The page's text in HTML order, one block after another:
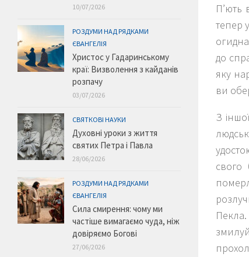
П’ють
тепер
до
яку
ви
З
свого
10/07/2026
РОЗДУМИ НАД РЯДКАМИ
ЄВАНГЕЛІЯ
Христос у Гадаринському
краї: Визволення з кайданів
розпачу
03/07/2026
СВЯТКОВІ НАУКИ
Духовні уроки з життя
святих Петра і Павла
28/06/2026
РОЗДУМИ НАД РЯДКАМИ
ЄВАНГЕЛІЯ
Сила смирення: чому ми
частіше вимагаємо чуда, ніж
довіряємо Богові
27/06/2026